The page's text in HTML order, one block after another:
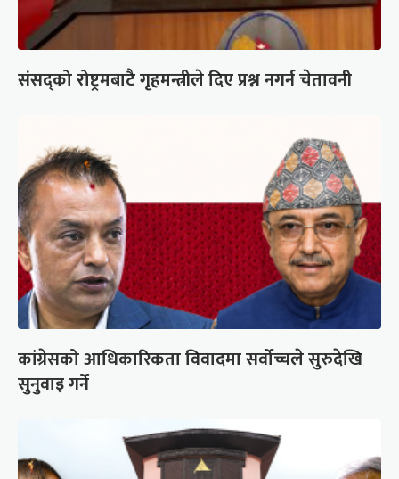
संसद्को रोष्ट्रमबाटै गृहमन्त्रीले दिए प्रश्न नगर्न चेतावनी
कांग्रेसको आधिकारिकता विवादमा सर्वोच्चले सुरुदेखि
सुनुवाइ गर्ने